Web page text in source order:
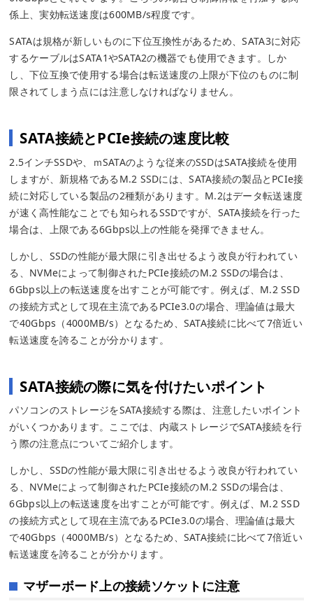
係上、実効転送速度は600MB/s程度です。
SATAは規格が新しいものに下位互換性があるため、SATA3に対応
するケーブルはSATA1やSATA2の機器でも使用できます。しか
し、下位互換で使用する場合は転送速度の上限が下位のものに制
限されてしまう点には注意しなければなりません。
SATA接続とPCIe接続の速度比較
2.5インチSSDや、ｍSATAのような従来のSSDはSATA接続を使用
しますが、新規格であるM.2 SSDには、SATA接続の製品とPCIe接
続に対応している製品の2種類があります。M.2はデータ転送速度
が速く高性能なことでも知られるSSDですが、SATA接続を行った
場合は、上限である6Gbps以上の性能を発揮できません。
しかし、SSDの性能が最大限に引き出せるよう改良が行われてい
る、NVMeによって制御されたPCIe接続のM.2 SSDの場合は、
6Gbps以上の転送速度を出すことが可能です。例えば、M.2 SSD
の接続方式として現在主流であるPCIe3.0の場合、理論値は最大
で40Gbps（4000MB/s）となるため、SATA接続に比べて7倍近い
転送速度を誇ることが分かります。
SATA接続の際に気を付けたいポイント
パソコンのストレージをSATA接続する際は、注意したいポイント
がいくつかあります。ここでは、内蔵ストレージでSATA接続を行
う際の注意点についてご紹介します。
しかし、SSDの性能が最大限に引き出せるよう改良が行われてい
る、NVMeによって制御されたPCIe接続のM.2 SSDの場合は、
6Gbps以上の転送速度を出すことが可能です。例えば、M.2 SSD
の接続方式として現在主流であるPCIe3.0の場合、理論値は最大
で40Gbps（4000MB/s）となるため、SATA接続に比べて7倍近い
転送速度を誇ることが分かります。
マザーボード上の接続ソケットに注意